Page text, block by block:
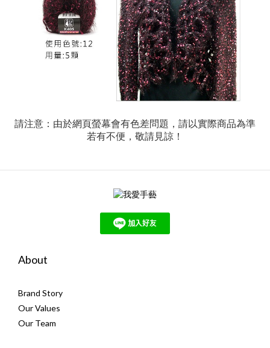
請注意：由於網頁螢幕會有色差問題，請以實際商品為準
若有不便，敬請見諒！
About
Brand Story
Our Values
Our Team